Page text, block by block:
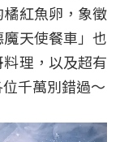
紅魚卵，象徵
天使餐車」也
理，以及超有
千萬別錯過～